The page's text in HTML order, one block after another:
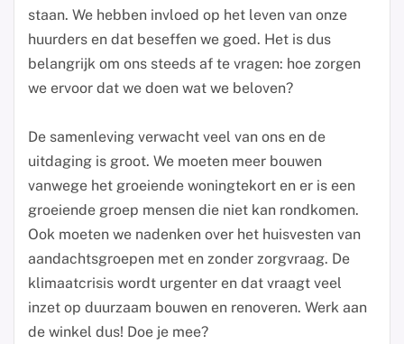
staan. We hebben invloed op het leven van onze
huurders en dat beseffen we goed. Het is dus
belangrijk om ons steeds af te vragen: hoe zorgen
we ervoor dat we doen wat we beloven?
De samenleving verwacht veel van ons en de
uitdaging is groot. We moeten meer bouwen
vanwege het groeiende woningtekort en er is een
groeiende groep mensen die niet kan rondkomen.
Ook moeten we nadenken over het huisvesten van
aandachtsgroepen met en zonder zorgvraag. De
klimaatcrisis wordt urgenter en dat vraagt veel
inzet op duurzaam bouwen en renoveren. Werk aan
de winkel dus! Doe je mee?